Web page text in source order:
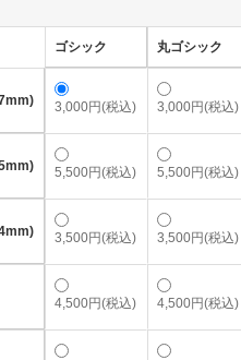
ゴシック 丸ゴシック
3,000円(税込) 3,000円(税込)
5,500円(税込) 5,500円(税込)
3,500円(税込) 3,500円(税込)
4,500円(税込) 4,500円(税込)